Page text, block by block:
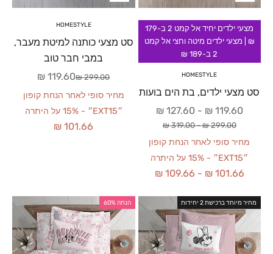
מצעי ילדים יחיד אל קמט 2 ב-179
₪ | מצעי ילדים מיטה וחצי אל קמט
2 ב-189 ₪
HOMESTYLE
סט מצעי ילדים, בת הים בועות
מחיר מבצע
119.60 ₪
-
127.60 ₪
מחיר רגיל
299.00 ₪
-
319.00 ₪
מחיר סופי לאחר הנחת קופון
״EXT15״ - 15% על היתרה
101.66 ₪
-
109.66 ₪
HOMESTYLE
סט מצעי כותנה למיטת מעבר,
במבי חבר טוב
מחיר מבצע
119.60 ₪ מחיר רגיל
299.00 ₪
מחיר סופי לאחר הנחת קופון
״EXT15״ - 15% על היתרה
101.66 ₪
מחיר מיוחד ברכישת 2 יחידות הנחה 60%